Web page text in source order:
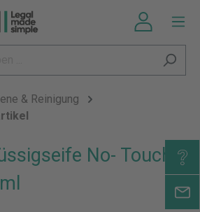
& Reinigung
No- Touch